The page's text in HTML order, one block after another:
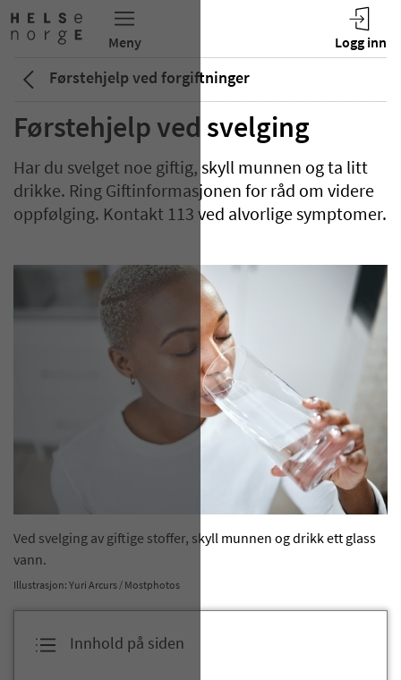
Førstehjelp ved forgiftninger
Førstehjelp ved svelging
Har du svelget noe giftig, skyll munnen og ta litt
drikke. Ring Giftinformasjonen for råd om videre
oppfølging. Kontakt 113 ved alvorlige symptomer.
​Ved svelging av giftige stoffer, skyll munnen og drikk ett glass
vann.
Illustrasjon: Yuri Arcurs / Mostphotos
Innhold på siden